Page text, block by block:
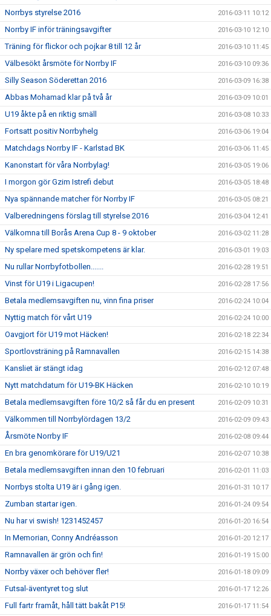
Norrbys styrelse 2016 2016-03-11 10:12
Norrby IF inför träningsavgifter 2016-03-10 12:10
Träning för flickor och pojkar 8 till 12 år 2016-03-10 11:45
Välbesökt årsmöte för Norrby IF 2016-03-10 09:36
Silly Season Söderettan 2016 2016-03-09 16:38
Abbas Mohamad klar på två år 2016-03-09 10:01
U19 åkte på en riktig smäll 2016-03-08 10:33
Fortsatt positiv Norrbyhelg 2016-03-06 19:04
Matchdags Norrby IF - Karlstad BK 2016-03-06 11:45
Kanonstart för våra Norrbylag! 2016-03-05 19:06
I morgon gör Gzim Istrefi debut 2016-03-05 18:48
Nya spännande matcher för Norrby IF 2016-03-05 08:21
Valberedningens förslag till styrelse 2016 2016-03-04 12:41
Välkomna till Borås Arena Cup 8 - 9 oktober 2016-03-02 11:28
Ny spelare med spetskompetens är klar. 2016-03-01 19:03
Nu rullar Norrbyfotbollen....... 2016-02-28 19:51
Vinst för U19 i Ligacupen! 2016-02-28 17:56
Betala medlemsavgiften nu, vinn fina priser 2016-02-24 10:04
Nyttig match för vårt U19 2016-02-24 10:00
Oavgjort för U19 mot Häcken! 2016-02-18 22:34
Sportlovsträning på Ramnavallen 2016-02-15 14:38
Kansliet är stängt idag 2016-02-12 07:48
Nytt matchdatum för U19-BK Häcken 2016-02-10 10:19
Betala medlemsavgiften före 10/2 så får du en present 2016-02-09 10:31
Välkommen till Norrbylördagen 13/2 2016-02-09 09:43
Årsmöte Norrby IF 2016-02-08 09:44
En bra genomkörare för U19/U21 2016-02-07 10:38
Betala medlemsavgiften innan den 10 februari 2016-02-01 11:03
Norrbys stolta U19 är i gång igen. 2016-01-31 10:17
Zumban startar igen. 2016-01-24 09:54
Nu har vi swish! 1231452457 2016-01-20 16:54
In Memorian, Conny Andréasson 2016-01-20 12:17
Ramnavallen är grön och fin! 2016-01-19 15:00
Norrby växer och behöver fler! 2016-01-18 09:09
Futsal-äventyret tog slut 2016-01-17 12:26
Full fartr framåt, håll tätt bakåt P15! 2016-01-17 11:54